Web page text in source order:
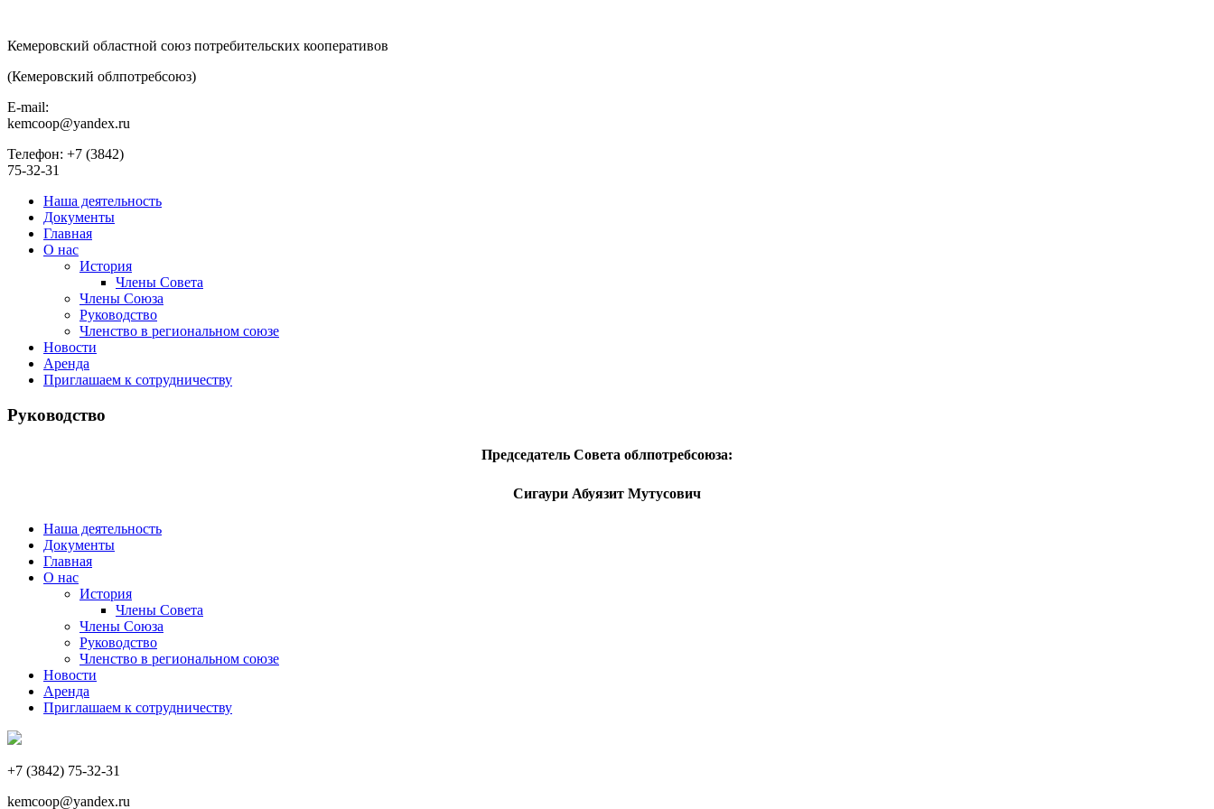
Кемеровский областной союз потребительских кооперативов
(Кемеровский облпотребсоюз)
E-mail:
kemcoop@yandex.ru
Телефон: +7 (3842)
75-32-31
Наша деятельность
Документы
Главная
О нас
История
Члены Совета
Члены Союза
Руководство
Членство в региональном союзе
Новости
Аренда
Приглашаем к сотрудничеству
Руководство
Председатель Совета облпотребсоюза:
Сигаури Абуязит Мутусович
Наша деятельность
Документы
Главная
О нас
История
Члены Совета
Члены Союза
Руководство
Членство в региональном союзе
Новости
Аренда
Приглашаем к сотрудничеству
+7 (3842) 75-32-31
kemcoop@yandex.ru